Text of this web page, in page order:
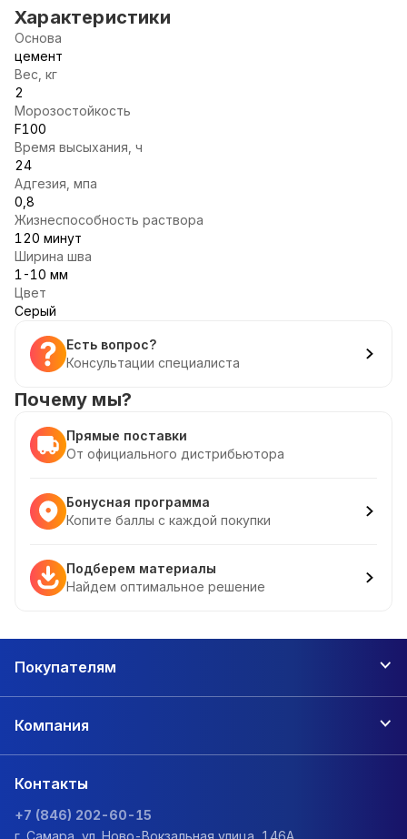
Характеристики
Основа
цемент
Вес, кг
2
Морозостойкость
F100
Время высыхания, ч
24
Адгезия, мпа
0,8
Жизнеспособность раствора
120 минут
Ширина шва
1-10 мм
Цвет
Серый
Есть вопрос?
Консультации специалиста
Почему мы?
Прямые поставки
От официального дистрибьютора
Бонусная программа
Копите баллы с каждой покупки
Подберем материалы
Найдем оптимальное решение
Покупателям
Компания
Контакты
+7 (846) 202-60-15
г. Самара, ул. Ново-Вокзальная улица, 146А